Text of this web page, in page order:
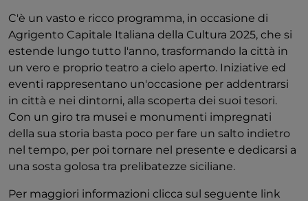
C'è un vasto e ricco programma, in occasione di
Agrigento Capitale Italiana della Cultura 2025, che si
estende lungo tutto l'anno, trasformando la città in
un vero e proprio teatro a cielo aperto. Iniziative ed
eventi rappresentano un'occasione per addentrarsi
in città e nei dintorni, alla scoperta dei suoi tesori.
Con un giro tra musei e monumenti impregnati
della sua storia basta poco per fare un salto indietro
nel tempo, per poi tornare nel presente e dedicarsi a
una sosta golosa tra prelibatezze siciliane.
Per maggiori informazioni clicca sul seguente link